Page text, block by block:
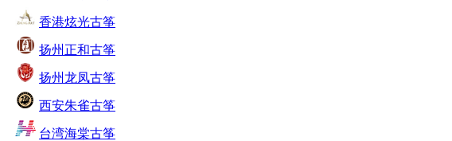
香港炫光古筝
扬州正和古筝
扬州龙凤古筝
西安朱雀古筝
台湾海棠古筝